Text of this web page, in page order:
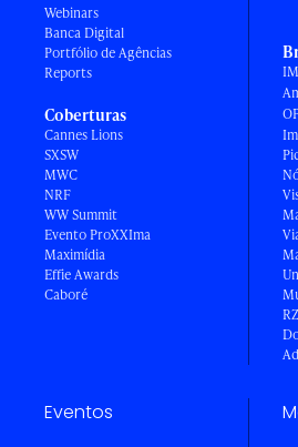
Webinars
Banca Digital
Portfólio de Agências
Reports
Coberturas
Cannes Lions
SXSW
MWC
NRF
WW Summit
Evento ProXXIma
Maximídia
Effie Awards
Caboré
Eventos